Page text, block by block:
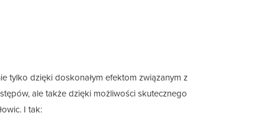
tylko dzięki doskonałym efektom związanym z
ale także dzięki możliwości skutecznego
I tak: